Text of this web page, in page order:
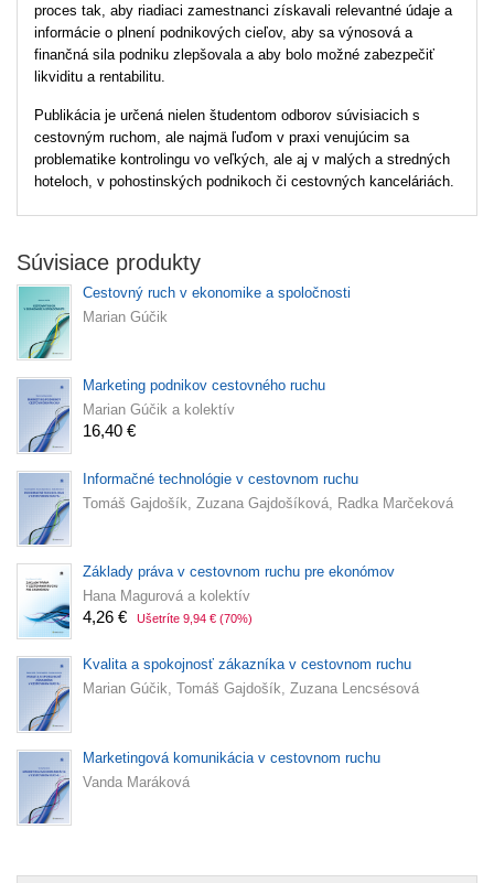
proces tak, aby riadiaci zamestnanci získavali relevantné údaje a
informácie o plnení podnikových cieľov, aby sa výnosová a
finančná sila podniku zlepšovala a aby bolo možné zabezpečiť
likviditu a rentabilitu.
Publikácia je určená nielen študentom odborov súvisiacich s
cestovným ruchom, ale najmä ľuďom v praxi venujúcim sa
problematike kontrolingu vo veľkých, ale aj v malých a stredných
hoteloch, v pohostinských podnikoch či cestovných kanceláriách.
Súvisiace produkty
Cestovný ruch v ekonomike a spoločnosti
Marian Gúčik
Marketing podnikov cestovného ruchu
Marian Gúčik a kolektív
16,40 €
Informačné technológie v cestovnom ruchu
Tomáš Gajdošík, Zuzana Gajdošíková, Radka Marčeková
Základy práva v cestovnom ruchu pre ekonómov
Hana Magurová a kolektív
4,26 € Ušetríte 9,94 € (70%)
Kvalita a spokojnosť zákazníka v cestovnom ruchu
Marian Gúčik, Tomáš Gajdošík, Zuzana Lencsésová
Marketingová komunikácia v cestovnom ruchu
Vanda Maráková